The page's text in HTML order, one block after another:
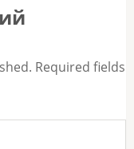
Required fields